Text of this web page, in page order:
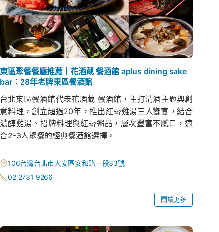
東區聚餐餐廳推薦｜花酒蔵 餐酒館 aplus dining sake
bar：28年老牌東區餐酒館
台北東區餐酒館代表花酒蔵 餐酒館，主打清酒主題與創
意料理，創立超過20年，推出紅蟳雞湯三人饗宴，結合
濃醇雞湯、招牌料理與紅蟳粥品，層次豐富不膩口，適
合2-3人聚餐的經典餐酒館選擇。
106台灣台北市大安區安和路一段33號
02 2731 9266
閱讀更多